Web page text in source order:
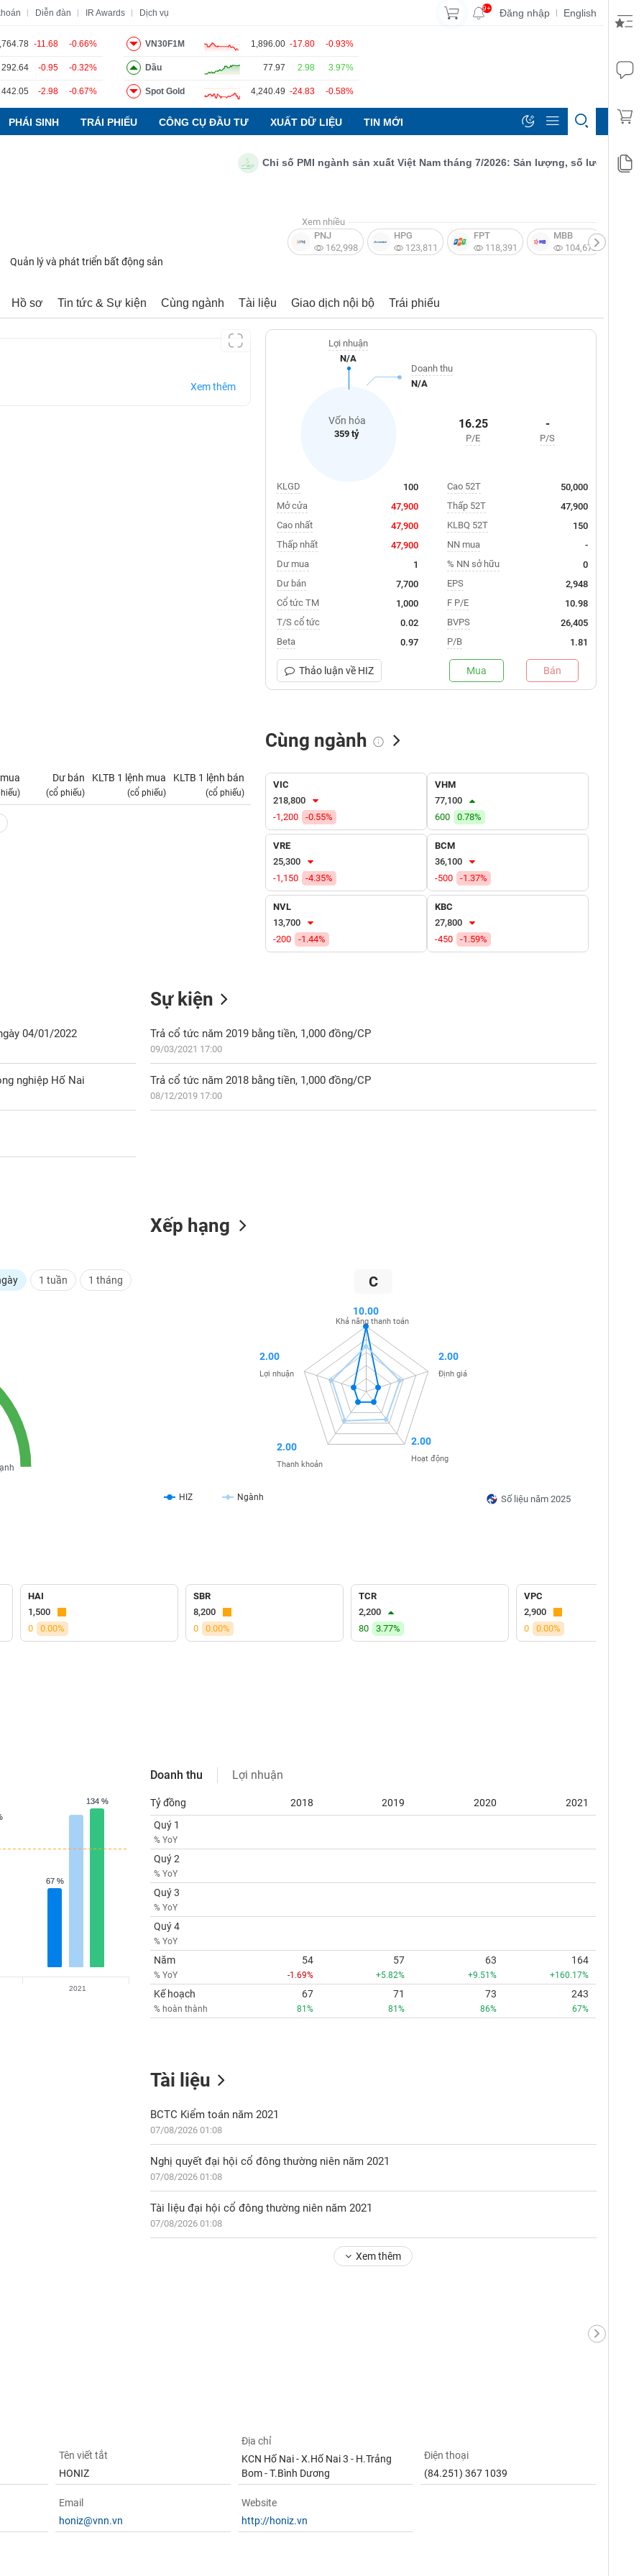
Diễn đàn IR Awards Dịch vụ 9+ Đăng nhập | English
-11.68 -0.66%
292.64 -0.95 -0.32%
442.05 -2.98 -0.67%
VN30F1M 1,896.00 -17.80 -0.93%
Dầu 77.97 2.98 3.97%
Spot Gold 4,240.49 -24.83 -0.58%
PHÁI SINH TRÁI PHIẾU CÔNG CỤ ĐẦU TƯ XUẤT DỮ LIỆU TIN MỚI
Chỉ số PMI ngành sản xuất Việt Nam tháng 7/2026: Sản lượng, số lượng đơn đặt
Quản lý và phát triển bất động sản
Xem nhiều
PNJ
162,998
HPG
123,811
FPT
118,391
MBB
104,672
Hồ sơ Tin tức & Sự kiện Cùng ngành Tài liệu Giao dịch nội bộ Trái phiếu
Xem thêm
Vốn hóa
359 tỷ
Lợi nhuận
N/A
Doanh thu
N/A
16.25
P/E
-
P/S
KLGD
100
Mở cửa
47,900
Cao nhất
47,900
Thấp nhất
47,900
Dư mua
1
Dư bán
7,700
Cổ tức TM
1,000
T/S cổ tức
0.02
Beta
0.97
Cao 52T
50,000
Thấp 52T
47,900
KLBQ 52T
150
NN mua
-
% NN sở hữu
0
EPS
2,948
F P/E
10.98
BVPS
26,405
P/B
1.81
Thảo luận về HIZ Mua Bán
Dư bán
(cổ phiếu)
KLTB 1 lệnh mua
(cổ phiếu)
KLTB 1 lệnh bán
(cổ phiếu)
Tự doanh mua
Cùng ngành
VIC
218,800
-1,200
-0.55%
VHM
77,100
600
0.78%
VRE
25,300
-1,150
-4.35%
BCM
36,100
-500
-1.37%
NVL
13,700
-200
-1.44%
KBC
27,800
-450
-1.59%
04/01/2022
nghiệp Hố Nai
Sự kiện
Trả cổ tức năm 2019 bằng tiền, 1,000 đồng/CP
09/03/2021 17:00
Trả cổ tức năm 2018 bằng tiền, 1,000 đồng/CP
08/12/2019 17:00
1 tuần 1 tháng
Xếp hạng
C
Số liệu năm 2025
HIZ Ngành
10.00
Khả năng thanh toán
2.00
Định giá
2.00
Hoạt động
2.00
Thanh khoản
2.00
Lợi nhuận
HAI
1,500
0
0.00%
SBR
8,200
0
0.00%
TCR
2,200
80
3.77%
VPC
2,900
0
0.00%
67 %
67 %
134 %
134 %
2021
Doanh thu Lợi nhuận
Tỷ đồng 2018 2019 2020
2021
Quý 1
% YoY
Quý 2
% YoY
Quý 3
% YoY
Quý 4
% YoY
Năm
% YoY
54
-1.69%
57
+5.82%
63
+9.51%
164
+160.17%
Kế hoạch
% hoàn thành
67
81%
71
81%
73
86%
243
67%
Tài liệu
BCTC Kiểm toán năm 2021
07/08/2026 01:08
Nghị quyết đại hội cổ đông thường niên năm 2021
07/08/2026 01:08
Tài liệu đại hội cổ đông thường niên năm 2021
07/08/2026 01:08
Xem thêm
Tên viết tắt
HONIZ
Địa chỉ
KCN Hố Nai - X.Hố Nai 3 - H.Trảng
Bom - T.Bình Dương
Điện thoại
(84.251) 367 1039
Email
honiz@vnn.vn
Website
http://honiz.vn
Báo cáo phân tích Thuật ngữ